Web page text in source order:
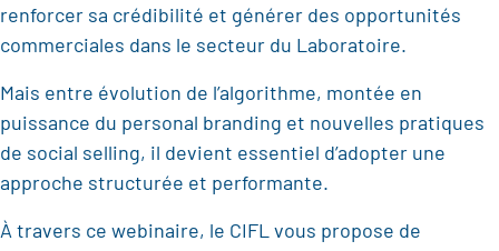
renforcer sa crédibilité et générer des opportunités
commerciales dans le secteur du Laboratoire.
Mais entre évolution de l’algorithme, montée en
puissance du personal branding et nouvelles pratiques
de social selling, il devient essentiel d’adopter une
approche structurée et performante.
À travers ce webinaire, le CIFL vous propose de